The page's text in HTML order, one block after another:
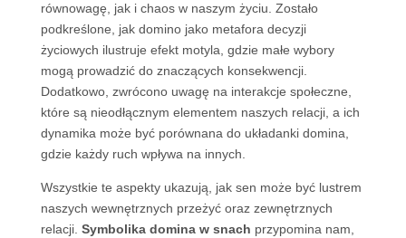
równowagę, jak i chaos w naszym życiu. Zostało
podkreślone, jak domino jako metafora decyzji
życiowych ilustruje efekt motyla, gdzie małe wybory
mogą prowadzić do znaczących konsekwencji.
Dodatkowo, zwrócono uwagę na interakcje społeczne,
które są nieodłącznym elementem naszych relacji, a ich
dynamika może być porównana do układanki domina,
gdzie każdy ruch wpływa na innych.
Wszystkie te aspekty ukazują, jak sen może być lustrem
naszych wewnętrznych przeżyć oraz zewnętrznych
relacji. Symbolika domina w snach przypomina nam,